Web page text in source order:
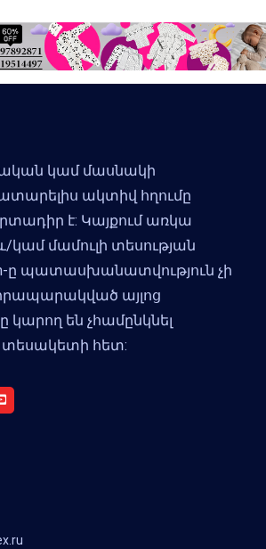
կամ մասնակի
ակտիվ հղումը
է: Կայքում առկա
կամ մամուլի տեսության
ը պատասխանատվություն չի
հրապարակված այլոց
են չհամընկնել
տեսակետի հետ: